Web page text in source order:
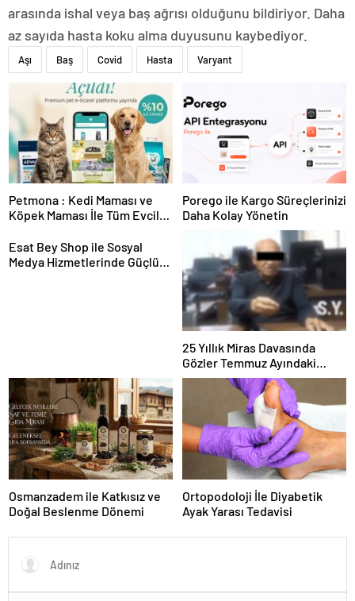
arasında ishal veya baş ağrısı olduğunu bildiriyor. Daha
az sayıda hasta koku alma duyusunu kaybediyor.
Aşı Baş Covid Hasta Varyant
Petmona : Kedi Maması ve
Köpek Maması İle Tüm Evcil
Porego ile Kargo Süreçlerinizi
Daha Kolay Yönetin
Esat Bey Shop ile Sosyal
Medya Hizmetlerinde Güçlü
25 Yıllık Miras Davasında
Gözler Temmuz Ayındaki
Karar Duruşmasına Çevrildi
Osmanzadem ile Katkısız ve
Doğal Beslenme Dönemi
Ortopodoloji İle Diyabetik
Ayak Yarası Tedavisi